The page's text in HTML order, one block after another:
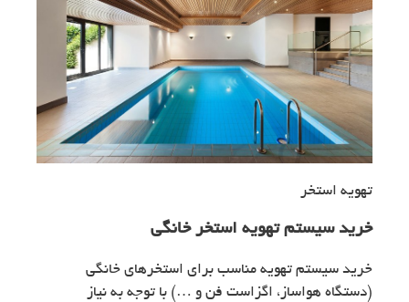
تهویه استخر
خرید سیستم تهویه استخر خانگی
خرید سیستم تهویه مناسب برای استخرهای خانگی
(دستگاه هواساز، اگزاست فن و …) با توجه به نیاز